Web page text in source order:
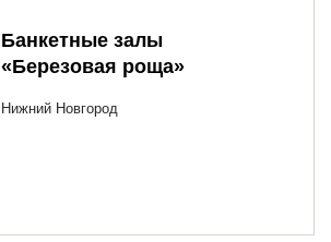
Банкетные залы
«Березовая роща»
Нижний Новгород